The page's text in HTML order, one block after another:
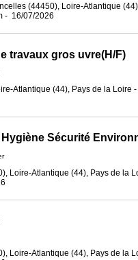
(44450), Loire-Atlantique
- 16/07/2026
travaux gros uvre(H/F)
Atlantique (44), Pays de la Loire -
Loire-Atlantique (44), Pays de la
Loire-Atlantique (44), Pays de la